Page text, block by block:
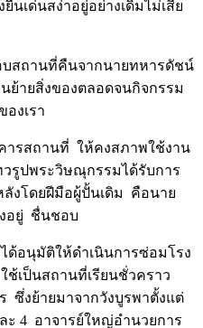
นเด่นสง่าอยู่อย่างเดิมไม่เสีย
บสถานที่คืนจากนายทหารดัชน์
ย้ายสิ่งของตลอดจนกิจกรรม
งเรา
ารสถานที่ ให้คงสภาพใช้งาน
รูปพระวิษณุกรรมได้รับการ
งโดยฝีมือผู้ปั้นเดิม คือนาย
อยู่ ชื่นชอบ
ด้อนุมัติให้ดำเนินการซ่อมโรง
ช้เป็นสถานที่เรียนชั่วคราว
ซึ่งย้ายมาจากวังบูรพาตั้งแต่
ะ 4 อาจารย์ใหญ่อำนวยการ